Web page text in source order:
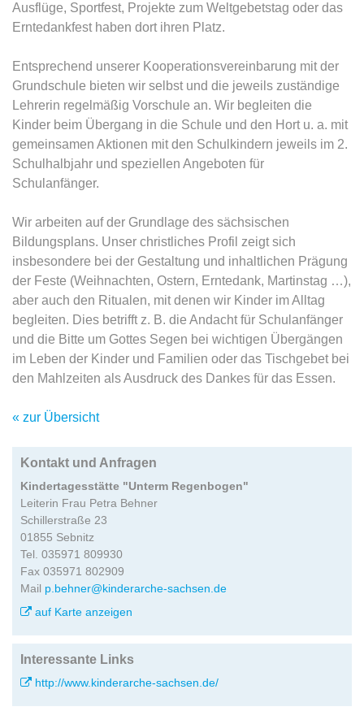
Ausflüge, Sportfest, Projekte zum Weltgebetstag oder das
Erntedankfest haben dort ihren Platz.
Entsprechend unserer Kooperationsvereinbarung mit der
Grundschule bieten wir selbst und die jeweils zuständige
Lehrerin regelmäßig Vorschule an. Wir begleiten die
Kinder beim Übergang in die Schule und den Hort u. a. mit
gemeinsamen Aktionen mit den Schulkindern jeweils im 2.
Schulhalbjahr und speziellen Angeboten für
Schulanfänger.
Wir arbeiten auf der Grundlage des sächsischen
Bildungsplans. Unser christliches Profil zeigt sich
insbesondere bei der Gestaltung und inhaltlichen Prägung
der Feste (Weihnachten, Ostern, Erntedank, Martinstag …),
aber auch den Ritualen, mit denen wir Kinder im Alltag
begleiten. Dies betrifft z. B. die Andacht für Schulanfänger
und die Bitte um Gottes Segen bei wichtigen Übergängen
im Leben der Kinder und Familien oder das Tischgebet bei
den Mahlzeiten als Ausdruck des Dankes für das Essen.
« zur Übersicht
Kontakt und Anfragen
Kindertagesstätte "Unterm Regenbogen"
Leiterin Frau Petra Behner
Schillerstraße 23
01855 Sebnitz
Tel. 035971 809930
Fax 035971 802909
Mail p.behner@kinderarche-sachsen.de
auf Karte anzeigen
Interessante Links
http://www.kinderarche-sachsen.de/